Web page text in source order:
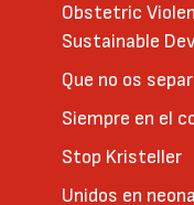
Obstetric
Sustainable
Que no os
Siempre en el
Stop Kristeller
Unidos en